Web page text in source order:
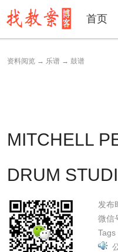
首页
资料阅览 → 乐谱 → 鼓谱
MITCHELL
DRUM
发布
微信
Tags